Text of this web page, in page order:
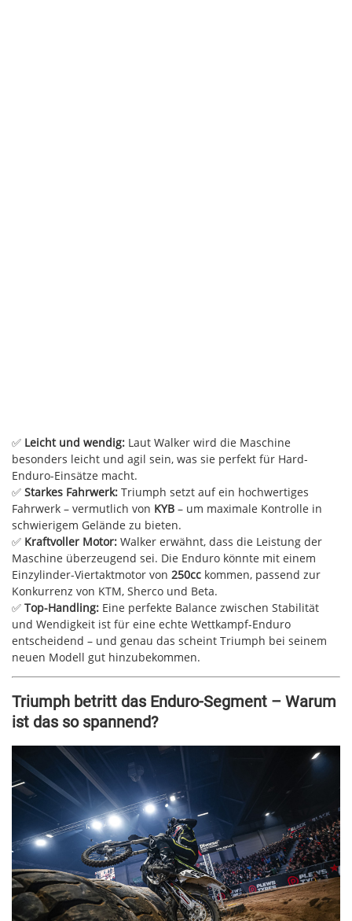
✅ Leicht und wendig: Laut Walker wird die Maschine
besonders leicht und agil sein, was sie perfekt für Hard-
Enduro-Einsätze macht.
✅ Starkes Fahrwerk: Triumph setzt auf ein hochwertiges
Fahrwerk – vermutlich von KYB – um maximale Kontrolle in
schwierigem Gelände zu bieten.
✅ Kraftvoller Motor: Walker erwähnt, dass die Leistung der
Maschine überzeugend sei. Die Enduro könnte mit einem
Einzylinder-Viertaktmotor von 250cc kommen, passend zur
Konkurrenz von KTM, Sherco und Beta.
✅ Top-Handling: Eine perfekte Balance zwischen Stabilität
und Wendigkeit ist für eine echte Wettkampf-Enduro
entscheidend – und genau das scheint Triumph bei seinem
neuen Modell gut hinzubekommen.
Triumph betritt das Enduro-Segment – Warum
ist das so spannend?